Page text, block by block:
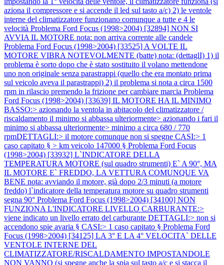
aziona il compressore e si accende il led sul tasto a/c) 2) le ventole
interne del climatizzatore funzionano comunque a tutte e 4 le
velocità Problema Ford Focus (1998>2004) [32894] NON SI
AVVIA IL MOTORE nota: non arriva corrente alle candele
Problema Ford Focus (1998>2004) [33525] A VOLTE IL
MOTORE VIBRA NOTEVOLMENTE (batte) nota: (dettaglI) 1) il
problema è sorto dopo che è stato sostituito il volano mettendone
uno non originale senza parastrappi (quello che era montato prima
sul veicolo aveva il parastrappi) 2) il problema si nota a circa 1500
rpm in rilascio premendo la frizione per cambiare marcia Problema
Ford Focus (1998>2004) [33639] IL MOTORE HA IL MINIMO
BASSO:> azionando la ventola in abitacolo del climatizzatore /
riscaldamento il minimo si abbassa ulteriormente> azionando i fari il
minimo si abbassa ulteriormente> minimo a circa 680 / 770
rpmDETTAGLI:> il motore comunque non si spegne CASI:> 1
caso capitato § > km veicolo 147000 § Problema Ford Focus
(1998>2004) [33932] L`INDICATORE DELLA
TEMPERATURA MOTORE (sul quadro strumenti) E` A 90°, MA
IL MOTORE E` FREDDO, LA VETTURA COMUNQUE VA
BENE nota: avviando il motore, già dopo 2/3 minuti (a motore
freddo) l`indicatore della temperatura motore su quadro strumenti
segna 90° Problema Ford Focus (1998>2004) [34100] NON
FUNZIONA L'INDICATORE LIVELLO CARBURANTE:>
viene indicato un livello errato del carburante DETTAGLI:> non si
accendono spie avaria § CASI:> 1 caso capitato § Problema Ford
Focus (1998>2004) [34125] LA 3° E LA 4° VELOCITA` DELLE
VENTOLE INTERNE DEL
CLIMATIZZATORE/RISCALDAMENTO IMPOSTANDOLE
NON VANNO (si spegne anche la spia sul tasto a/c e si stacca il